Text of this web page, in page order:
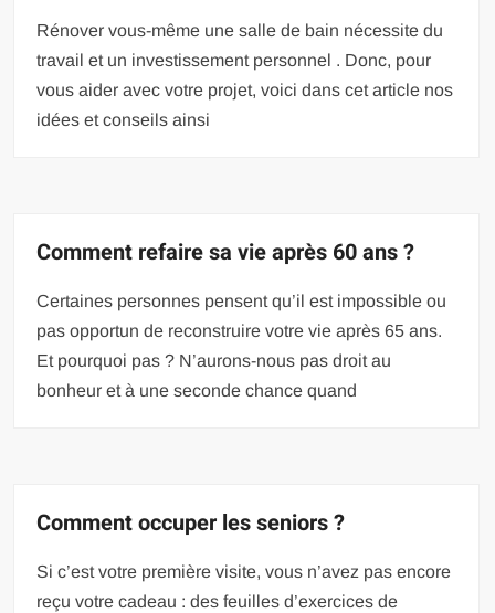
Rénover vous-même une salle de bain nécessite du
travail et un investissement personnel . Donc, pour
vous aider avec votre projet, voici dans cet article nos
idées et conseils ainsi
Comment refaire sa vie après 60 ans ?
Certaines personnes pensent qu’il est impossible ou
pas opportun de reconstruire votre vie après 65 ans.
Et pourquoi pas ? N’aurons-nous pas droit au
bonheur et à une seconde chance quand
Comment occuper les seniors ?
Si c’est votre première visite, vous n’avez pas encore
reçu votre cadeau : des feuilles d’exercices de